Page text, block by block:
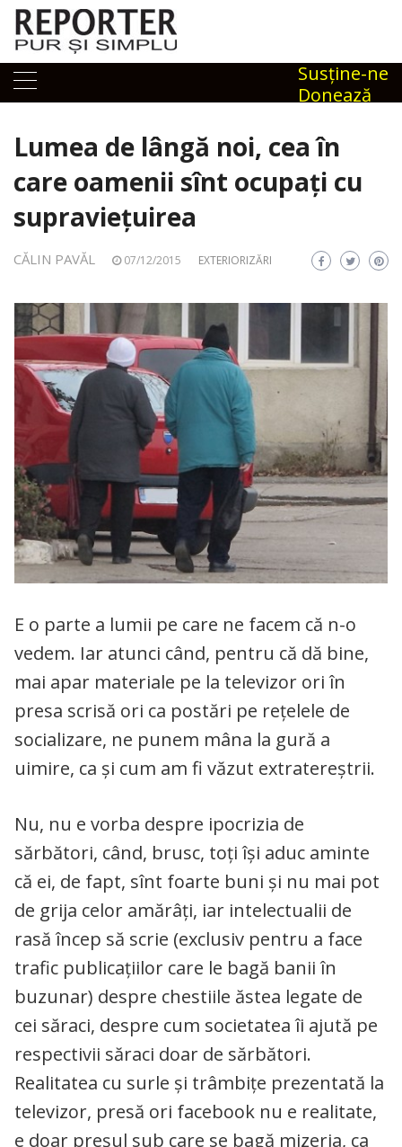
Skip
content
Susţine-ne
Donează
Lumea de lângă noi, cea în
care oamenii sînt ocupați cu
supraviețuirea
CĂLIN PAVĂL 07/12/2015 EXTERIORIZĂRI
E o parte a lumii pe care ne facem că n-o
vedem. Iar atunci când, pentru că dă bine,
mai apar materiale pe la televizor ori în
presa scrisă ori ca postări pe rețelele de
socializare, ne punem mâna la gură a
uimire, ca și cum am fi văzut extratereștrii.
Nu, nu e vorba despre ipocrizia de
sărbători, când, brusc, toți își aduc aminte
că ei, de fapt, sînt foarte buni și nu mai pot
de grija celor amărâți, iar intelectualii de
rasă încep să scrie (exclusiv pentru a face
trafic publicațiilor care le bagă banii în
buzunar) despre chestiile ăstea legate de
cei săraci, despre cum societatea îi ajută pe
respectivii săraci doar de sărbători.
Realitatea cu surle și trâmbițe prezentată la
televizor, presă ori facebook nu e realitate,
e doar preșul sub care se bagă mizeria, ca